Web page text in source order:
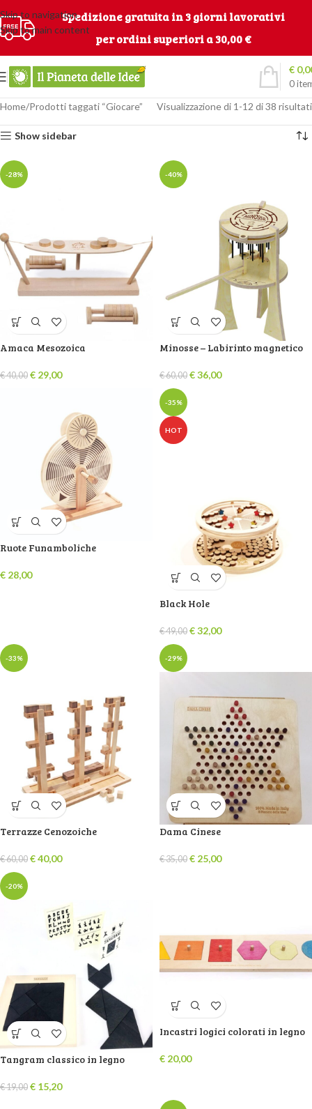
Skip to navigation
Skip to main content
Spedizione gratuita in 3 giorni lavorativi
per ordini superiori a 30,00 €
0
€
Home Prodotti taggati “Giocare” Visualizzazione di 1-12 di 38 risultati
Show sidebar
-28%
Amaca Mesozoica
€40,00 € 29,00
-40%
Minosse – Labirinto magnetico
€60,00 €36,00
Ruote Funamboliche
€ 28,00
-35%
HOT
Black Hole
€49,00 €32,00
-33%
Terrazze Cenozoiche
€60,00 €40,00
-29%
Dama Cinese
€35,00 € 25,00
-20%
Tangram classico in legno
€19,00 € 15,20
Incastri logici colorati in legno
€ 20,00